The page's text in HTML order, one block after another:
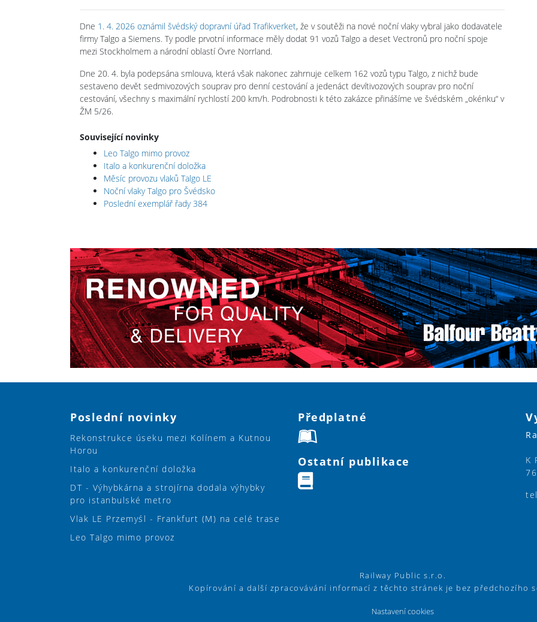
Dne 1. 4. 2026 oznámil švédský dopravní úřad Trafikverket, že v soutěži na nové noční vlaky vybral jako dodavatele
firmy Talgo a Siemens. Ty podle prvotní informace měly dodat 91 vozů Talgo a deset Vectronů pro noční spoje
mezi Stockholmem a národní oblastí Övre Norrland.
Dne 20. 4. byla podepsána smlouva, která však nakonec zahrnuje celkem 162 vozů typu Talgo, z nichž bude
sestaveno devět sedmivozových souprav pro denní cestování a jedenáct devítivozových souprav pro noční
cestování, všechny s maximální rychlostí 200 km/h. Podrobnosti k této zakázce přinášíme ve švédském „okénku“ v
ŽM 5/26.
Související novinky
Leo Talgo mimo provoz
Italo a konkurenční doložka
Měsíc provozu vlaků Talgo LE
Noční vlaky Talgo pro Švédsko
Poslední exemplář řady 384
Poslední novinky
Rekonstrukce úseku mezi Kolínem a Kutnou
Horou
Italo a konkurenční doložka
DT - Výhybkárna a strojírna dodala výhybky
pro istanbulské metro
Vlak LE Przemyśl - Frankfurt (M) na celé trase
Leo Talgo mimo provoz
Předplatné
Ostatní publikace
K
Railway Public s.r.o.
Kopírování a další zpracovávání informací z těchto stránek je bez předchozího
Nastavení cookies